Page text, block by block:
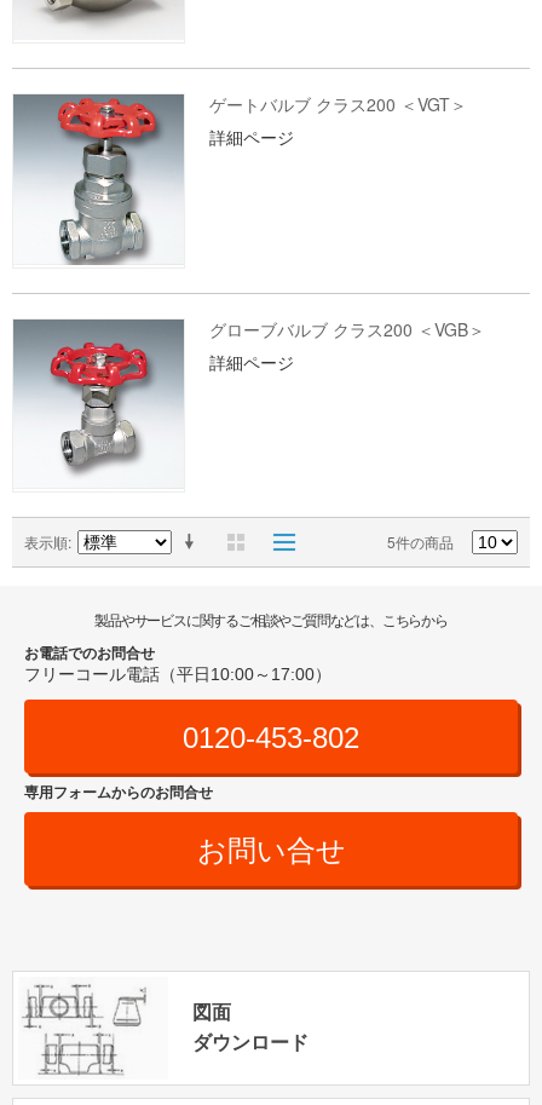
ゲートバルブ クラス200 ＜VGT＞
詳細ページ
グローブバルブ クラス200 ＜VGB＞
詳細ページ
表示順 5件の商品
製品やサービスに関するご相談やご質問などは、こちらから
お電話でのお問合せ
フリーコール電話（平日10:00～17:00）
0120-453-802
専用フォームからのお問合せ
お問い合せ
図面
ダウンロード